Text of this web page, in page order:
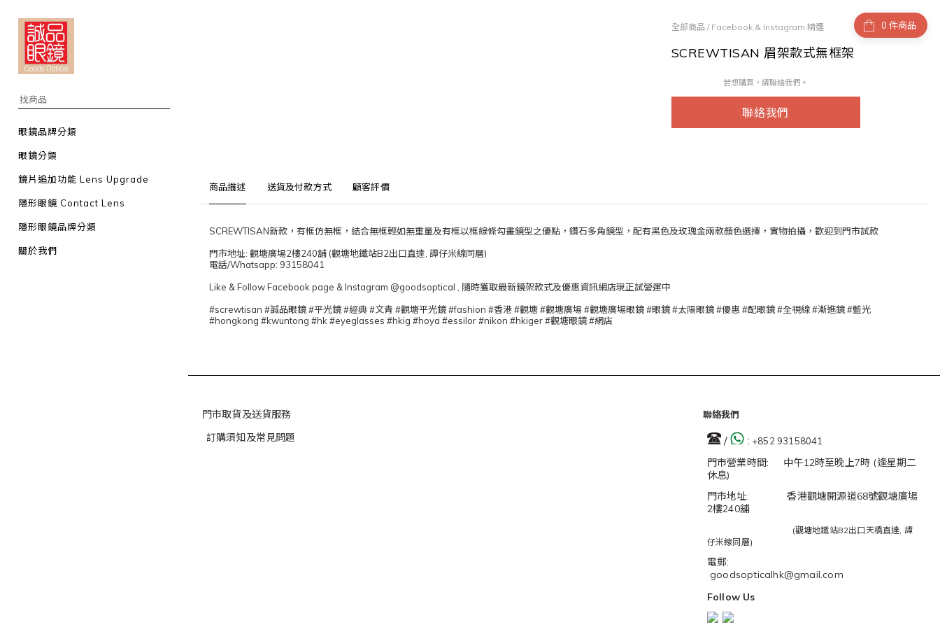
眼鏡品牌分類
眼鏡分類
鏡片追加功能 Lens Upgrade
隱形眼鏡 Contact Lens
隱形眼鏡品牌分類
關於我們
件商品
全部商品 / Facebook & Instagram 精選
SCREWTISAN 眉架款式無框架
若想購買，請聯絡我們。
聯絡我們
商品描述 送貨及付款方式 顧客評價
SCREWTISAN新款，有框仿無框，結合無框輕如無重量及有框以框線條勾畫鏡型之優點，鑽石多角鏡型，配有黑色及玫瑰金兩款顏色選擇，實物拍攝，歡迎到門市試款
門市地址: 觀塘廣場2樓240舖 (觀塘地鐵站B2出口直達, 譚仔米線同層)
電話/Whatsapp: 93158041
Like & Follow Facebook page & Instagram @goodsoptical , 隨時獲取最新鏡架款式及優惠資訊網店現正試營運中
#screwtisan #誠品眼鏡 #平光鏡 #經典 #文青 #觀塘平光鏡 #fashion #香港 #觀塘 #觀塘廣場 #觀塘廣場眼鏡 #眼鏡 #太陽眼鏡 #優惠 #配眼鏡 #全視線 #漸進鏡 #藍光
#hongkong #kwuntong #hk #eyeglasses #hkig #hoya #essilor #nikon #hkiger #觀塘眼鏡 #網店
門市取貨及送貨服務
訂購須知及常見問題
聯絡我們
/ : +852 93158041
門市營業時間: 中午12時至晚上7時 (逢星期二
休息)
門市地址: 香港觀塘開源道68號觀塘廣場
2樓240舖
(觀塘地鐵站B2出口天橋直達, 譚
仔米線同層)
電郵:
goodsopticalhk@gmail.com
Follow Us